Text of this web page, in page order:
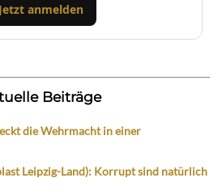
Jetzt anmelden
Beiträge
die Wehrmacht in einer
Leipzig-Land): Korrupt sind natürlich